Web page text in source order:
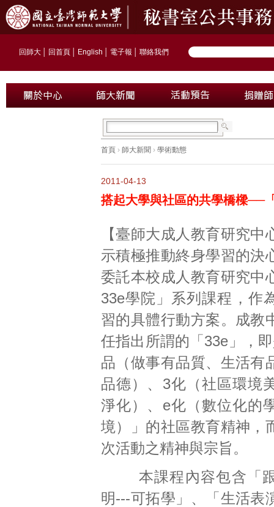
回師大 回首頁 English 電子報 聯絡我們
首頁 › 師大新聞 › 學術動態
2011-04-13
搭起大學與社區的共學橋樑──
【臺師大成人教育研究中
示積極推動終身學習的決
委託本校成人教育研究中
33e學院」系列課程，作
習的具體行動方案。成教
任指出所謂的「33e」，
品（做事有品質、生活有
品德）、3化（社區環境
淨化）、e化（數位化的
境）」的社區教育精神，
次活動之精神與宗旨。
本課程內容包含「
明---可拓學」、「生活表